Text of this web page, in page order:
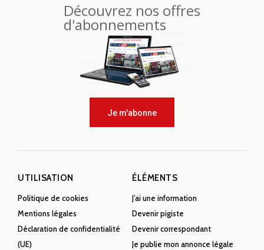
Découvrez nos offres
d'abonnements
Je m'abonne
UTILISATION
Politique de cookies
Mentions légales
Déclaration de confidentialité
(UE)
ÉLÉMENTS
J’ai une information
Devenir pigiste
Devenir correspondant
Je publie mon annonce légale